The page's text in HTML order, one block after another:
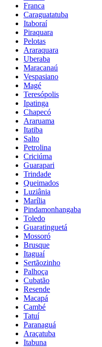
Franca
Caraguatatuba
Itaboraí
Piraquara
Pelotas
Araraquara
Uberaba
Maracanaú
Vespasiano
Magé
Teresópolis
Ipatinga
Chapecó
Araruama
Itatiba
Salto
Petrolina
Criciúma
Guarapari
Trindade
Queimados
Luziânia
Marília
Pindamonhangaba
Toledo
Guaratinguetá
Mossoró
Brusque
Itaguaí
Sertãozinho
Palhoça
Cubatão
Resende
Macapá
Cambé
Tatuí
Paranaguá
Araçatuba
Itabuna